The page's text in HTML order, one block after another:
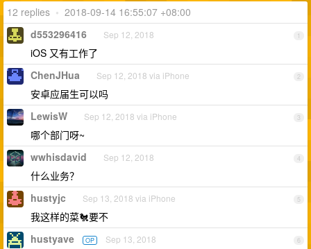
12 replies • 2018-09-14 16:55:07 +08:00
1
d553296416 Sep 12, 2018
iOS 又有工作了
2
ChenJHua Sep 12, 2018 via iPhone
安卓应届生可以吗
3
LewisW Sep 12, 2018 via iPhone
哪个部门呀~
4
wwhisdavid Sep 12, 2018
什么业务？
5
hustyjc Sep 13, 2018 via iPhone
我这样的菜🐔要不
6
hustyave OP Sep 13, 2018